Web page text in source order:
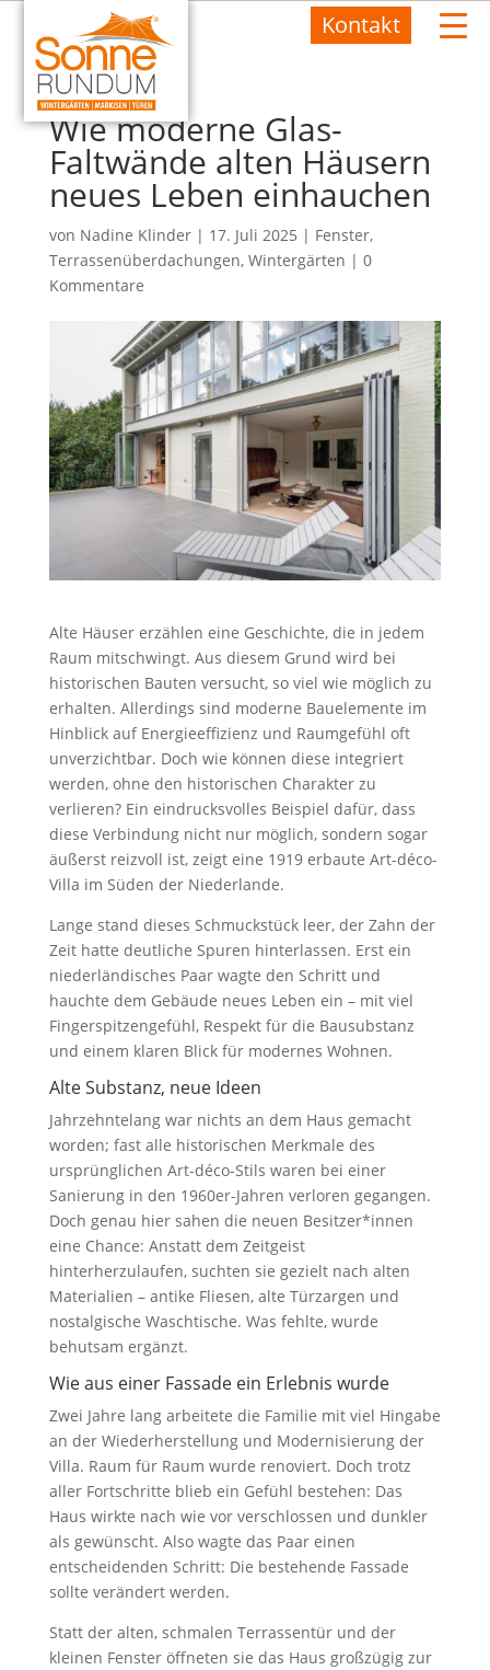
Kontakt
Wie moderne Glas-
Faltwände alten Häusern
neues Leben einhauchen
von Nadine Klinder| 17. Juli 2025 | Fenster,
Terrassenüberdachungen, Wintergärten | 0
Kommentare
Alte Häuser erzählen eine Geschichte, die in jedem
Raum mitschwingt. Aus diesem Grund wird bei
historischen Bauten versucht, so viel wie möglich zu
erhalten. Allerdings sind moderne Bauelemente im
Hinblick auf Energieeffizienz und Raumgefühl oft
unverzichtbar. Doch wie können diese integriert
werden, ohne den historischen Charakter zu
verlieren? Ein eindrucksvolles Beispiel dafür, dass
diese Verbindung nicht nur möglich, sondern sogar
äußerst reizvoll ist, zeigt eine 1919 erbaute Art-déco-
Villa im Süden der Niederlande.
Lange stand dieses Schmuckstück leer, der Zahn der
Zeit hatte deutliche Spuren hinterlassen. Erst ein
niederländisches Paar wagte den Schritt und
hauchte dem Gebäude neues Leben ein – mit viel
Fingerspitzengefühl, Respekt für die Bausubstanz
und einem klaren Blick für modernes Wohnen.
Alte Substanz, neue Ideen
Jahrzehntelang war nichts an dem Haus gemacht
worden; fast alle historischen Merkmale des
ursprünglichen Art-déco-Stils waren bei einer
Sanierung in den 1960er-Jahren verloren gegangen.
Doch genau hier sahen die neuen Besitzer*innen
eine Chance: Anstatt dem Zeitgeist
hinterherzulaufen, suchten sie gezielt nach alten
Materialien – antike Fliesen, alte Türzargen und
nostalgische Waschtische. Was fehlte, wurde
behutsam ergänzt.
Wie aus einer Fassade ein Erlebnis wurde
Zwei Jahre lang arbeitete die Familie mit viel Hingabe
an der Wiederherstellung und Modernisierung der
Villa. Raum für Raum wurde renoviert. Doch trotz
aller Fortschritte blieb ein Gefühl bestehen: Das
Haus wirkte nach wie vor verschlossen und dunkler
als gewünscht. Also wagte das Paar einen
entscheidenden Schritt: Die bestehende Fassade
sollte verändert werden.
Statt der alten, schmalen Terrassentür und der
kleinen Fenster öffneten sie das Haus großzügig zur